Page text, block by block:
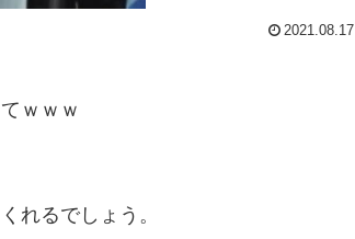
2021.08.17
ｗｗｗ
れるでしょう。